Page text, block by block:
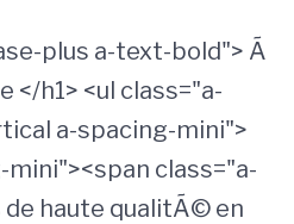
plus a-text-bold"> Ã
</h1> <ul class="a-
a-spacing-mini">
class="a-
de haute qualitÃ© en